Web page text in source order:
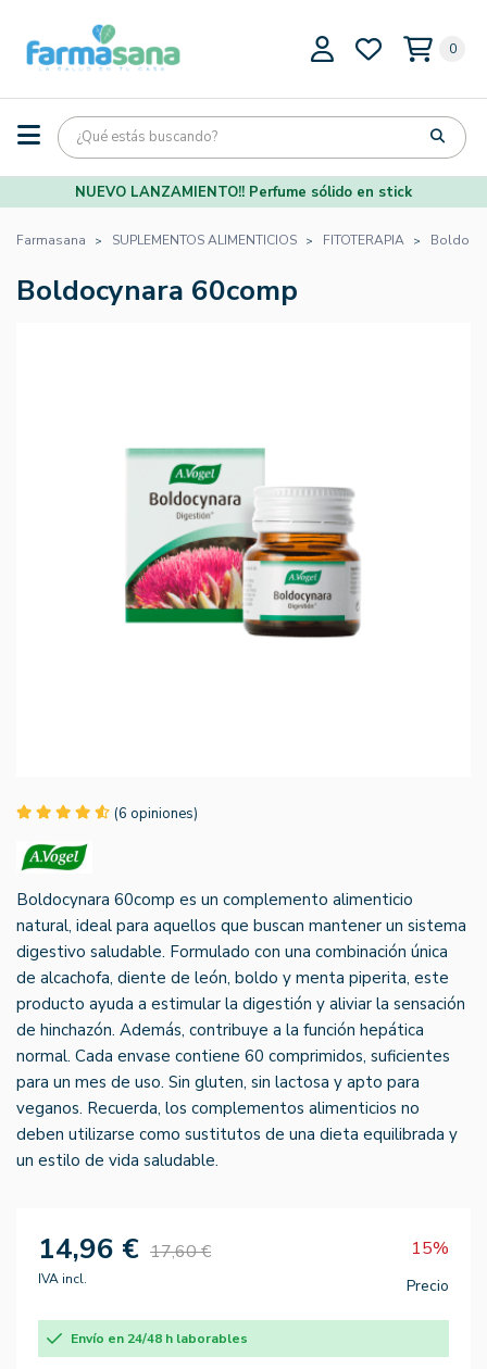
0
NUEVO LANZAMIENTO!! Perfume sólido en stick
Farmasana SUPLEMENTOS ALIMENTICIOS FITOTERAPIA
Boldocynara 60comp
(6 opiniones)
Boldocynara 60comp es un complemento alimenticio
natural, ideal para aquellos que buscan mantener un sistema
digestivo saludable. Formulado con una combinación única
de alcachofa, diente de león, boldo y menta piperita, este
producto ayuda a estimular la digestión y aliviar la sensación
de hinchazón. Además, contribuye a la función hepática
normal. Cada envase contiene 60 comprimidos, suficientes
para un mes de uso. Sin gluten, sin lactosa y apto para
veganos. Recuerda, los complementos alimenticios no
deben utilizarse como sustitutos de una dieta equilibrada y
un estilo de vida saludable.
14,96 € 17,60 € 15%
IVA incl. Precio
Envío en 24/48 h laborables